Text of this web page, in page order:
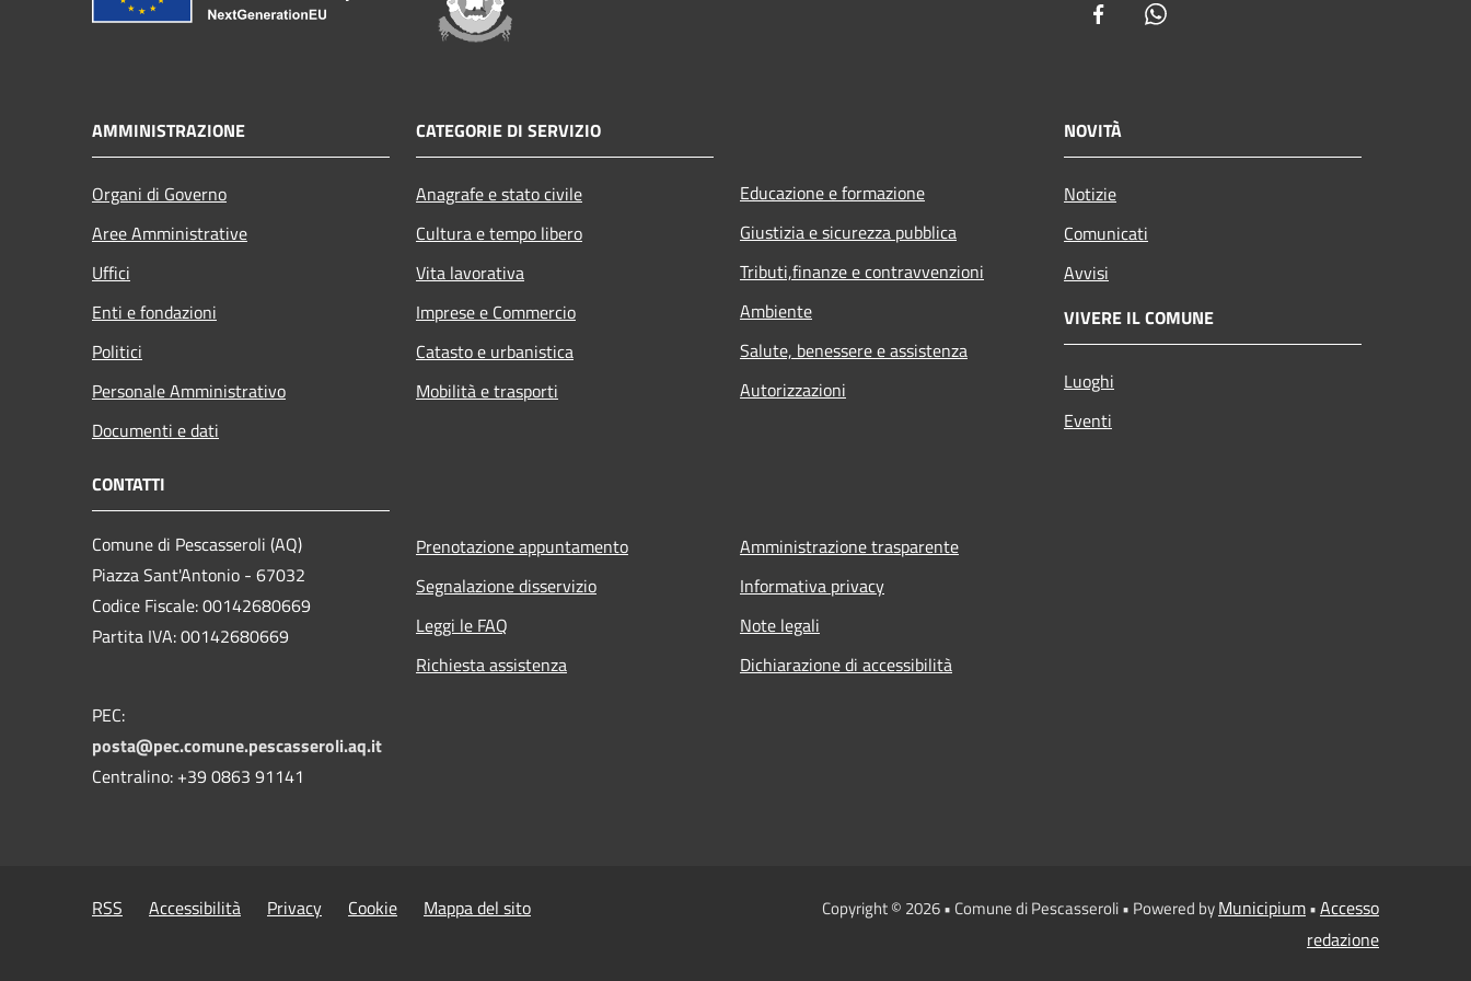
Facebook
AMMINISTRAZIONE
Organi di Governo
Aree Amministrative
Uffici
Enti e fondazioni
Politici
Personale Amministrativo
Documenti e dati
CATEGORIE DI SERVIZIO
Anagrafe e stato civile
Cultura e tempo libero
Vita lavorativa
Imprese e Commercio
Catasto e urbanistica
Mobilità e trasporti
Educazione e formazione
Giustizia e sicurezza pubblica
Tributi,finanze e contravvenzioni
Ambiente
Salute, benessere e assistenza
Autorizzazioni
NOVITÀ
Notizie
Comunicati
Avvisi
VIVERE IL COMUNE
Luoghi
Eventi
CONTATTI
Comune di Pescasseroli (AQ)
Piazza Sant'Antonio - 67032
Codice Fiscale: 00142680669
Partita IVA: 00142680669
PEC:
posta@pec.comune.pescasseroli.aq.it
Centralino: +39 0863 91141
Prenotazione appuntamento
Segnalazione disservizio
Leggi le FAQ
Richiesta assistenza
Amministrazione trasparente
Informativa privacy
Note legali
Dichiarazione di accessibilità
RSS Accessibilità Privacy Cookie Mappa del sito Copyright © 2026 • Comune di Pescasseroli • Powered byMunicipium•Accesso
redazione